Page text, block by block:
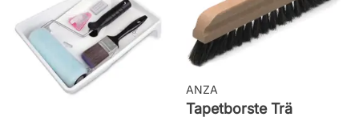
ANZA
Tapetborste Trä